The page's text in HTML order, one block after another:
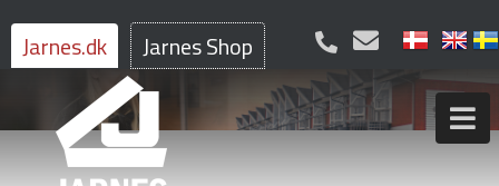
Jarnes.dk Jarnes Shop